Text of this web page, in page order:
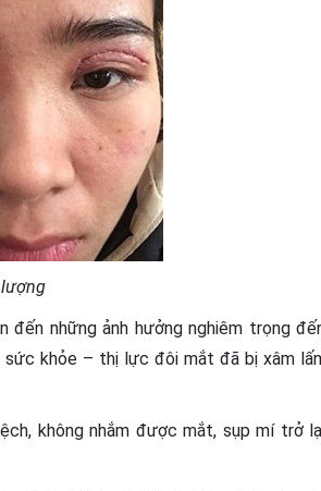
những ảnh hưởng nghiêm trọng
sức khỏe – thị lực đôi mắt đã bị xâm
không nhắm được mắt, sụp mí trở